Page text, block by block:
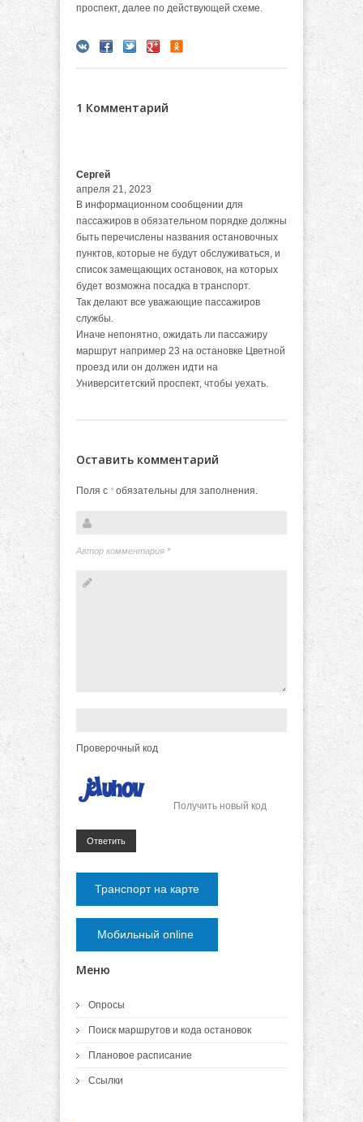
проспект, далее по действующей схеме.
1 Комментарий
Сергей
апреля 21, 2023
В информационном сообщении для
пассажиров в обязательном порядке должны
быть перечислены названия остановочных
пунктов, которые не будут обслуживаться, и
список замещающих остановок, на которых
будет возможна посадка в транспорт.
Так делают все уважающие пассажиров
службы.
Иначе непонятно, ожидать ли пассажиру
маршрут например 23 на остановке Цветной
проезд или он должен идти на
Университетский проспект, чтобы уехать.
Оставить комментарий
Поля с *обязательны для заполнения.
Автор комментария *
Проверочный код
Получить новый код
Ответить
Транспорт на карте
Мобильный online
Меню
Опросы
Поиск маршрутов и кода остановок
Плановое расписание
Ссылки